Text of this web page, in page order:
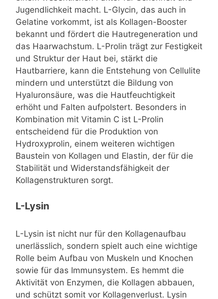
Jugendlichkeit macht. L-Glycin, das auch in
Gelatine vorkommt, ist als Kollagen-Booster
bekannt und fördert die Hautregeneration und
das Haarwachstum. L-Prolin trägt zur Festigkeit
und Struktur der Haut bei, stärkt die
Hautbarriere, kann die Entstehung von Cellulite
mindern und unterstützt die Bildung von
Hyaluronsäure, was die Hautfeuchtigkeit
erhöht und Falten aufpolstert. Besonders in
Kombination mit Vitamin C ist L-Prolin
entscheidend für die Produktion von
Hydroxyprolin, einem weiteren wichtigen
Baustein von Kollagen und Elastin, der für die
Stabilität und Widerstandsfähigkeit der
Kollagenstrukturen sorgt.
L-Lysin
L-Lysin ist nicht nur für den Kollagenaufbau
unerlässlich, sondern spielt auch eine wichtige
Rolle beim Aufbau von Muskeln und Knochen
sowie für das Immunsystem. Es hemmt die
Aktivität von Enzymen, die Kollagen abbauen,
und schützt somit vor Kollagenverlust. Lysin